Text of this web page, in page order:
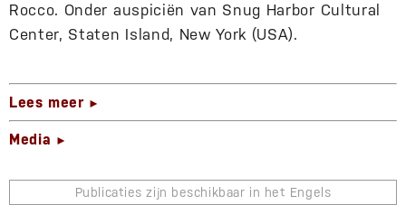
Rocco. Onder auspiciën van Snug Harbor Cultural
Center, Staten Island, New York (USA).
Lees meer ►
Media ►
Publicaties zijn beschikbaar in het Engels